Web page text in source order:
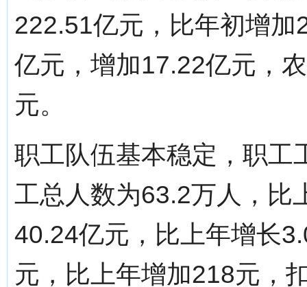
222.51亿元，比年初增
亿元，增加17.22亿元，
元。
职工队伍基本稳定，职工
工总人数为63.2万人，比
40.24亿元，比上年增长
元，比上年增加218元，